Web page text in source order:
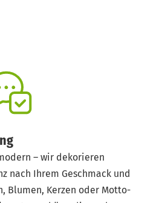
– wir dekorieren
nach Ihrem Geschmack und
Blumen, Kerzen oder Motto-